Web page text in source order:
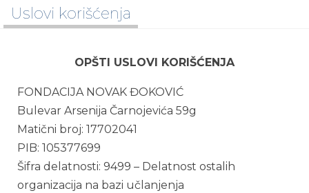
Uslovi korišćenja
OPŠTI USLOVI KORIŠĆENJA
FONDACIJA NOVAK ĐOKOVIĆ
Bulevar Arsenija Čarnojevića 59g
Matični broj: 17702041
PIB: 105377699
Šifra delatnosti: 9499 – Delatnost ostalih
organizacija na bazi učlanjenja